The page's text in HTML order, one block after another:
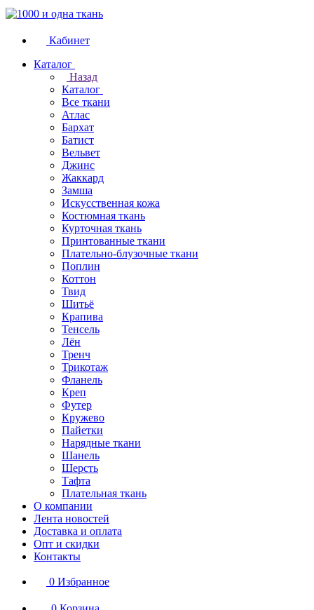
Кабинет
Каталог
Назад
Каталог
Все ткани
Атлас
Бархат
Батист
Вельвет
Джинс
Жаккард
Замша
Искусственная кожа
Костюмная ткань
Курточная ткань
Принтованные ткани
Плательно-блузочные ткани
Поплин
Коттон
Твид
Шитьё
Крапива
Тенсель
Лён
Тренч
Трикотаж
Фланель
Креп
Футер
Кружево
Пайетки
Нарядные ткани
Шанель
Шерсть
Тафта
Плательная ткань
О компании
Лента новостей
Доставка и оплата
Опт и скидки
Контакты
0 Избранное